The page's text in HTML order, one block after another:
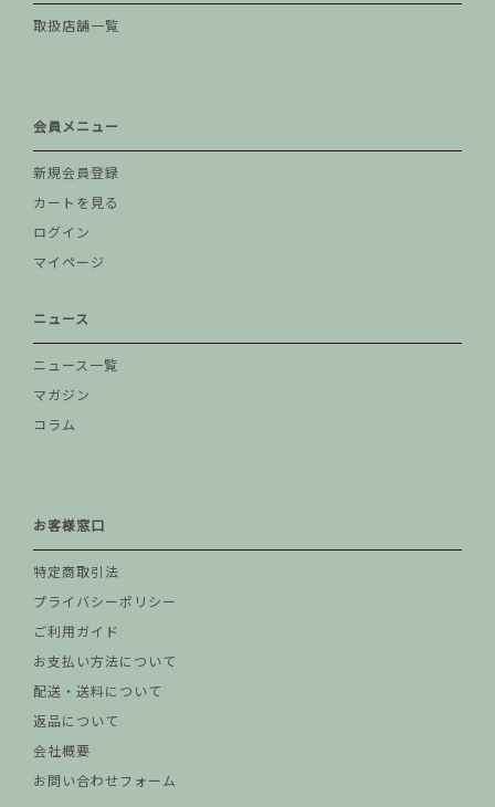
取扱店舗一覧
会員メニュー
新規会員登録
カートを見る
ログイン
マイページ
ニュース
ニュース一覧
マガジン
コラム
お客様窓口
特定商取引法
プライバシーポリシー
ご利用ガイド
お支払い方法について
配送・送料について
返品について
会社概要
お問い合わせフォーム